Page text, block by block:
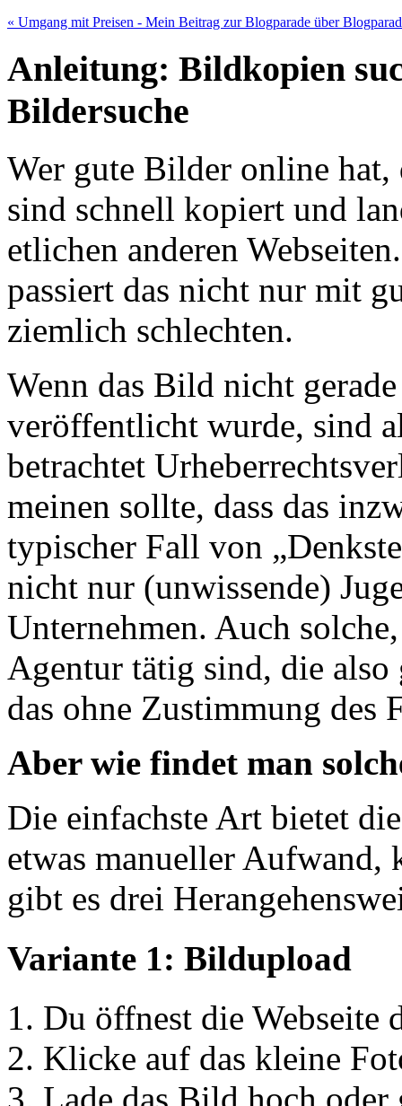
« Umgang mit Preisen - Mein Beitrag zur Blogparade über
Anleitung: Bildkopien
Bildersuche
Wer gute Bilder online hat,
sind schnell kopiert und
etlichen anderen
passiert das nicht nur mit
ziemlich schlechten.
Wenn das Bild nicht
veröffentlicht wurde, sind
betrachtet
meinen sollte, dass das
typischer Fall von
nicht nur (unwissende)
Unternehmen. Auch
Agentur tätig sind, die also
das ohne Zustimmung des
Aber wie findet man
Die einfachste Art bietet
etwas manueller Aufwand,
gibt es drei
Variante 1: Bildupload
1. Du öffnest die Webseite
2. Klicke auf das kleine